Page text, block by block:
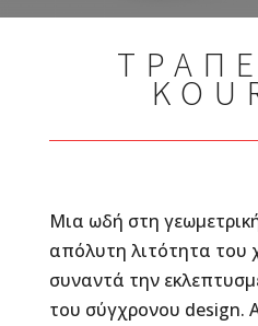
Μια ωδή στη
απόλυτη λιτότητα του
συναντά την
του σύγχρονου design.